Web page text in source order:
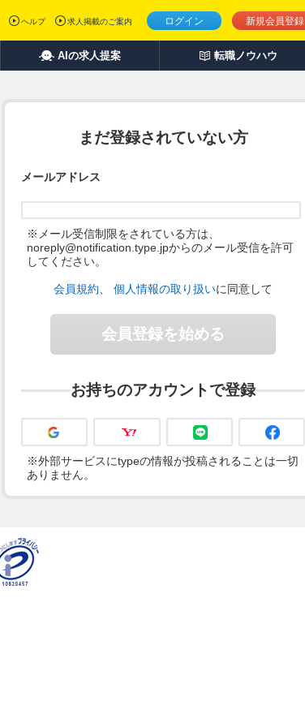
ログイン 新規会員登録
ヘルプ 求人掲載のご案内
AIの求人提案 転職ノウハウ
まだ登録されていない方
メールアドレス
※メール受信制限をされている方は、
noreply@notification.type.jpからのメール受信を許可
してください。
会員規約 個人情報の取り扱いに同意して
会員登録を始める
お持ちのアカウントで登録
※外部サービスにtypeの情報が投稿されることは一切
ありません。